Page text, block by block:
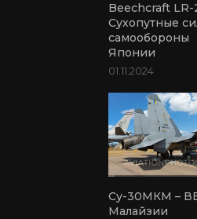
Beechcraft LR-
Сухопутные
самообороны
Японии
01.11.2024
Су-30МКМ –
Малайзии